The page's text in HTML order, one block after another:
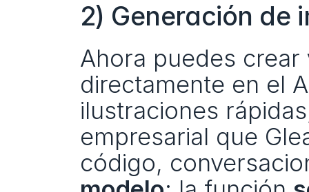
2) Generación de
Ahora puedes crear
directamente en el
ilustraciones
empresarial que
código,